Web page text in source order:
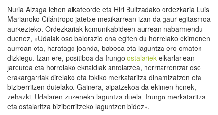
Nuria Alzaga lehen alkateorde eta Hiri Bultzadako ordezkaria Luis
Marianoko Cilántropo jatetxe mexikarrean izan da gaur egitasmoa
aurkezteko. Ordezkariak komunikabideen aurrean nabarmendu
duenez, «Udalak oso balorazio ona egiten du horrelako ekimenen
aurrean eta, haratago joanda, babesa eta laguntza ere ematen
dizkiegu. Izan ere, positiboa da Irungo ostalariek elkarlanean
jardutea eta horrelako ekitaldiak antolatzea, herritarrentzat oso
erakargarriak direlako eta tokiko merkataritza dinamizatzen eta
biziberritzen dutelako. Gainera, aipatzekoa da ekimen honek,
zehazki, Udalaren zuzeneko laguntza duela, Irungo merkataritza
eta ostalaritza biziberritzeko laguntzen bidez».